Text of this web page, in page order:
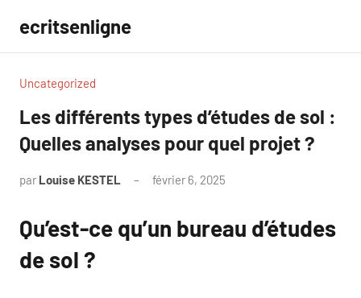
contenu
ecritsenligne
Uncategorized
Les différents types d’études de sol :
Quelles analyses pour quel projet ?
par Louise KESTEL février 6, 2025
Qu’est-ce qu’un bureau d’études
de sol ?